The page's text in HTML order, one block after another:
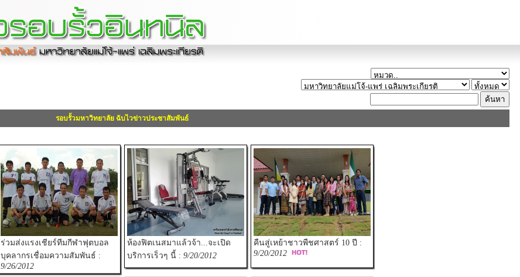
รอบรั้วมหาวิทยาลัย ฉับไวข่าวประชาสัมพันธ์
ร่วมส่งแรงเชียร์ทีมกีฬาฟุตบอล
บุคลากรเชื่อมความสัมพันธ์ :
9/26/2012
ห้องฟิตเนสมาแล้วจ้า...จะเปิด
บริการเร็วๆ นี้ : 9/20/2012
คืนสู่เหย้าชาวพืชศาสตร์ 10 ปี :
9/20/2012